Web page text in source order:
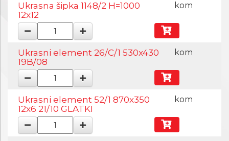
Ukrasna šipka 1148/2 H=1000
12x12
kom
Ukrasni element 26/C/1 530x430
19B/08
kom
Ukrasni element 52/1 870x350
12x6 21/10 GLATKI
kom